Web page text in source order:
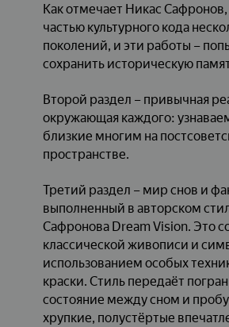
Как отмечает Никас Сафронов,
частью культурного кода
поколений, и эти работы –
сохранить историческую
Второй раздел – привычная
окружающая каждого:
близкие многим на
пространстве.
Третий раздел – мир снов и
выполненный в авторском
Сафронова Dream Vision. Это
классической живописи и
использованием особых
краски. Стиль передаёт
состояние между сном и
хрупкие, полустёртые